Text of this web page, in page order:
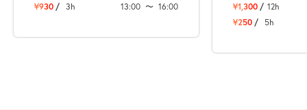
¥930 / 3h 13:00 〜 16:00
¥1,300 / 12h
¥250 / 5h